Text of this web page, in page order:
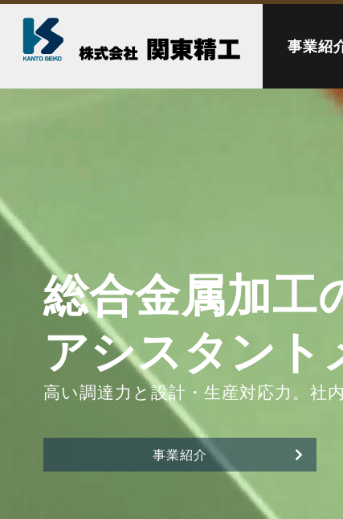
事業紹
総合金属加工
アシスタント
高い調達力と設計・生産対応力。社
事業紹介